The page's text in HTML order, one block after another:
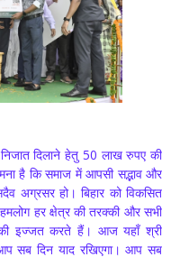
दिलाने हेतु 50 लाख रुपए की
है कि समाज में आपसी स‌द्भाव और
अग्रसर हो। बिहार को विकसित
हर क्षेत्र की तरक्की और सभी
इज्जत करते हैं। आज यहाँ श्री
सब दिन याद रखिएगा। आप सब